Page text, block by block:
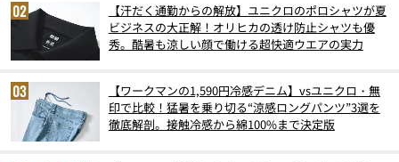
【汗だく通勤からの解放】ユニクロのポロシャツが夏
ビジネスの大正解！オリヒカの透け防止シャツも優
秀。酷暑も涼しい顔で働ける超快適ウエアの実力
【ワークマンの1,590円冷感デニム】vsユニクロ・無
印で比較！猛暑を乗り切る“涼感ロングパンツ”3選を
徹底解剖。接触冷感から綿100%まで決定版